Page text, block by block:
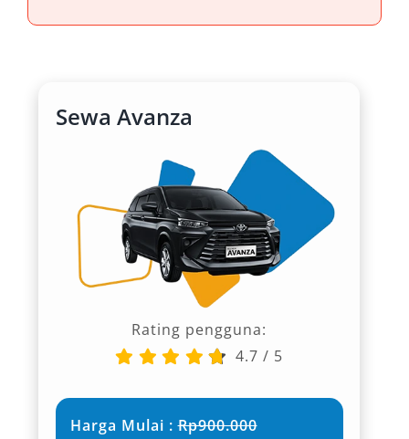
Sewa Avanza
Rating pengguna:
4.7 / 5
Harga Mulai :Rp900.000